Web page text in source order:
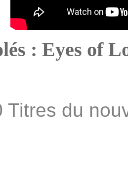
: Eyes of
Titres du